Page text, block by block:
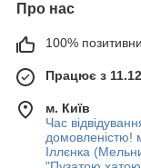
Про нас
100%
Працює з
м. Київ
Час
домовленістю!
Іллєнка